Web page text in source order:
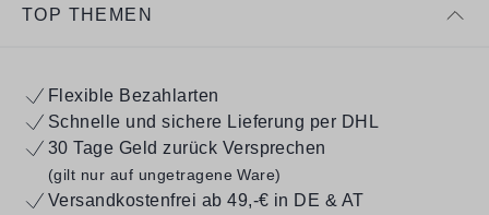
TOP THEMEN
Flexible Bezahlarten
Schnelle und sichere Lieferung per DHL
30 Tage Geld zurück Versprechen
(gilt nur auf ungetragene Ware)
Versandkostenfrei ab 49,-€ in DE & AT